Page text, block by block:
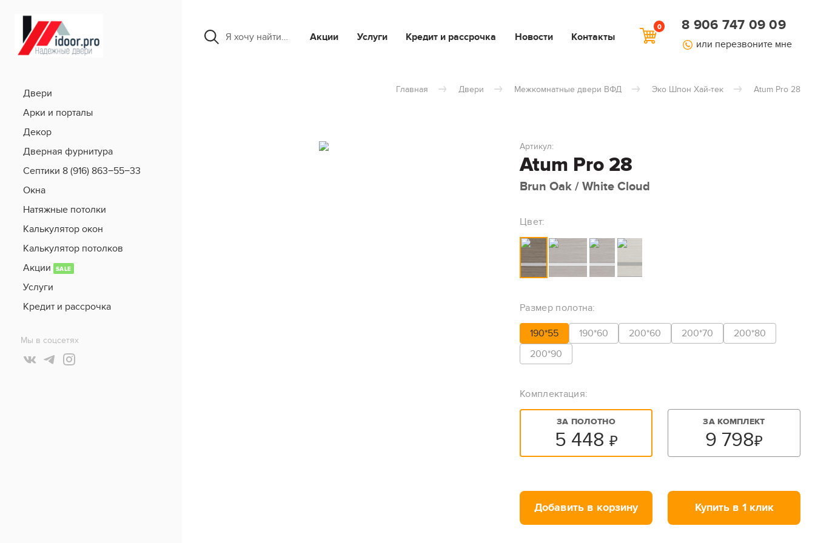
Я хочу найти… Акции Услуги Кредит и рассрочка Новости Контакты
0 8 906 747 09 09
или перезвоните мне
Двери
Арки и порталы
Декор
Дверная фурнитура
Септики 8 (916) 863−55−33
Окна
Натяжные потолки
Калькулятор окон
Калькулятор потолков
Акции
SALE
Услуги
Кредит и рассрочка
Мы в соцсетях
Главная Двери Межкомнатные двери ВФД Эко Шпон Хай-тек Atum Pro 28
Atum Pro 28
Артикул:
Brun Oak / White Cloud
Цвет:
Размер полотна:
190*55 190*60 200*60 200*70
200*80
200*90
Комплектация:
ЗА ПОЛОТНО
5 448 ₽
ЗА КОМПЛЕКТ
9 798₽
Добавить в корзину Купить в 1 клик